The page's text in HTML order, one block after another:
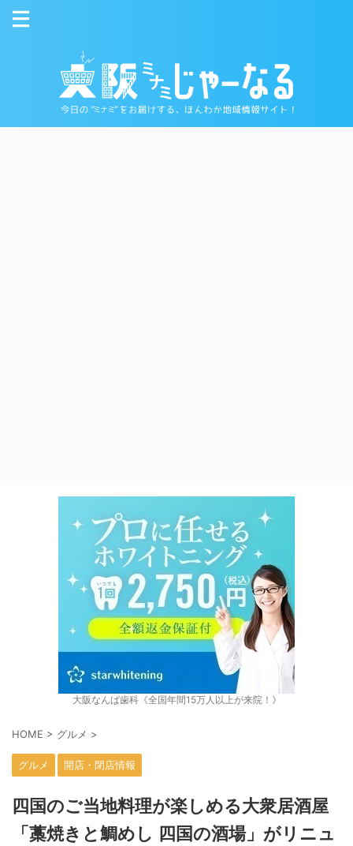
大阪なんば歯科《全国年間15万人以上が来院！》
HOME > グルメ >
グルメ 開店・閉店情報
四国のご当地料理が楽しめる大衆居酒屋
「藁焼きと鯛めし 四国の酒場」がリニュ